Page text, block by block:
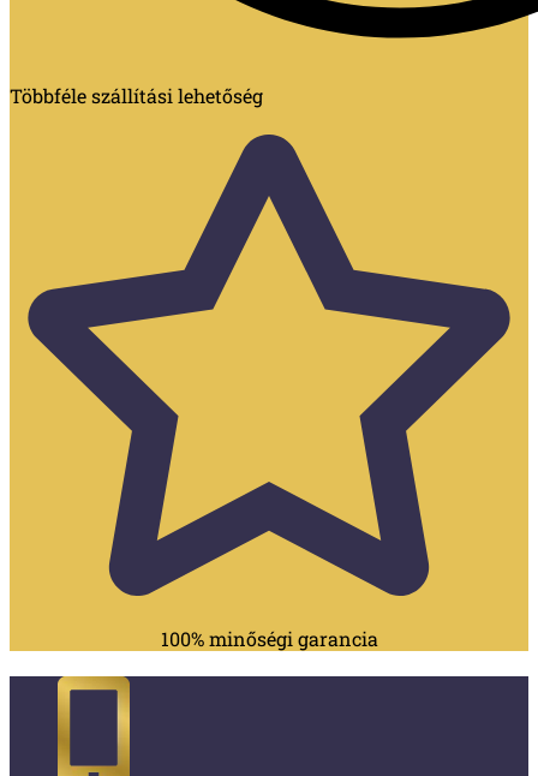
Többféle szállítási lehetőség
100% minőségi garancia